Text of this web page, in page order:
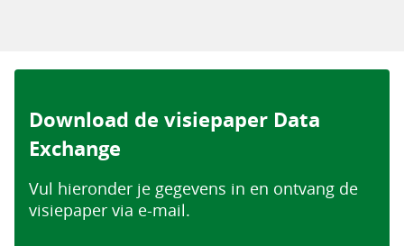
Download de visiepaper Data
Exchange
Vul hieronder je gegevens in en ontvang de
visiepaper via e-mail.